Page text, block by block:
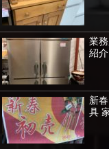
業
紹
新
具